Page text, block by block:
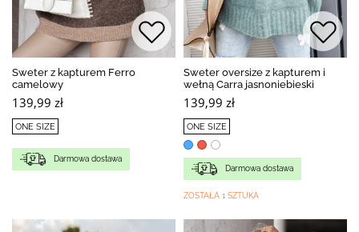
Sweter z kapturem Ferro
camelowy
139,99 zł
ONE SIZE
Darmowa dostawa
Sweter oversize z kapturem i
wełną Carra jasnoniebieski
139,99 zł
ONE SIZE
Darmowa dostawa
ZOSTAŁA 1 SZTUKA